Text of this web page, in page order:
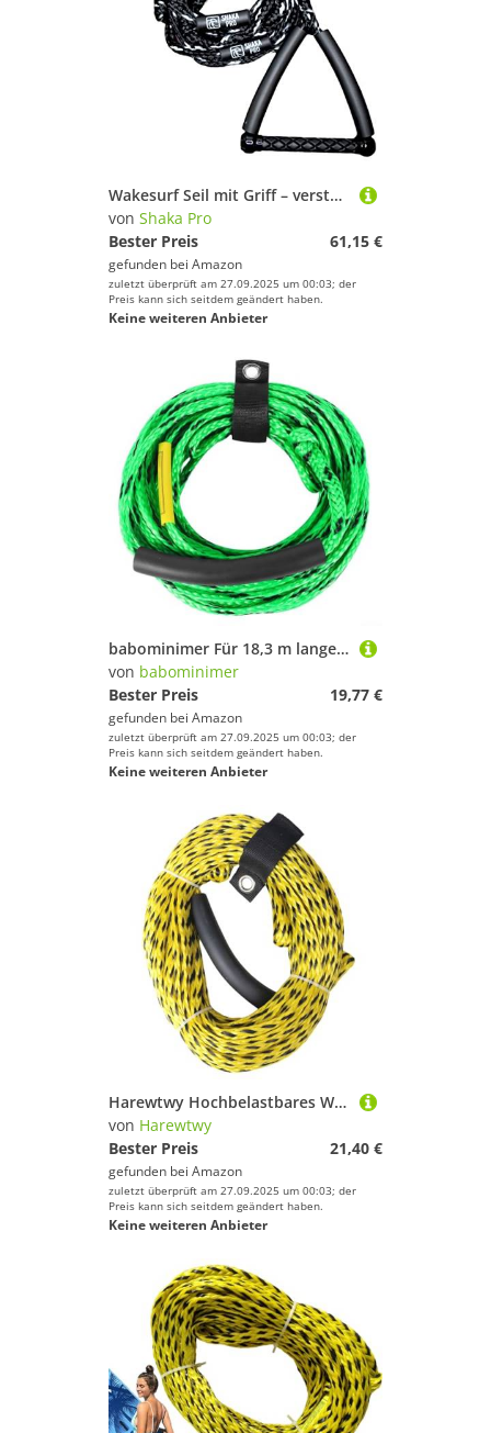
Wakesurf Seil mit Griff – verstellbares Abschleppseil mit 25,4 cm Griff (schwarz)
von Shaka Pro
Bester Preis
61,15 €
gefunden bei Amazon
zuletzt überprüft am 27.09.2025 um 00:03; der
Preis kann sich seitdem geändert haben.
Keine weiteren Anbieter
babominimer Für 18,3 m langes 3K-Boot-Abschleppseil mit schwimmendem Schaumstoffgriff für Schläuche, Wakeboard und Wasserski, 1179 kg Bruchfestigkeit (grün schwarz)
von babominimer
Bester Preis
19,77 €
gefunden bei Amazon
zuletzt überprüft am 27.09.2025 um 00:03; der
Preis kann sich seitdem geändert haben.
Keine weiteren Anbieter
Harewtwy Hochbelastbares Wasserski-Seil für 1–3 Personen für Schlepprohre, Abschleppseil für Kneeboard
von Harewtwy
Bester Preis
21,40 €
gefunden bei Amazon
zuletzt überprüft am 27.09.2025 um 00:03; der
Preis kann sich seitdem geändert haben.
Keine weiteren Anbieter